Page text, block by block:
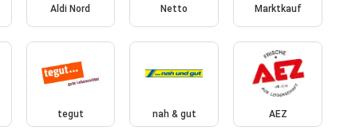
Aldi Nord Netto Marktkauf
tegut nah & gut AEZ